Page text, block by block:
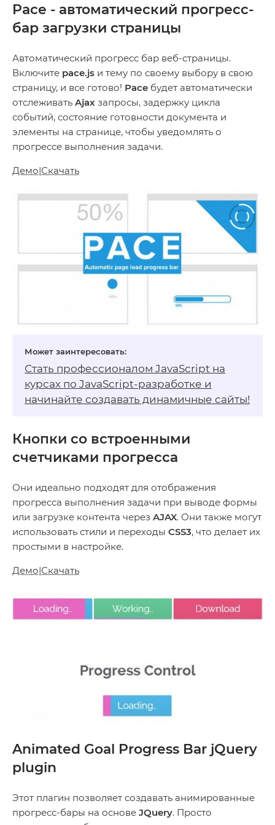
Pace - автоматический прогресс-
бар загрузки страницы
Автоматический прогресс бар веб-страницы.
Включите pace.js и тему по своему выбору в свою
страницу, и все готово! Pace будет автоматически
отслеживать Ajax запросы, задержку цикла
событий, состояние готовности документа и
элементы на странице, чтобы уведомлять о
прогрессе выполнения задачи.
Демо|Скачать
Стать профессионалом JavaScript на
курсах по JavaScript-разработке и
начинайте создавать динамичные сайты!
Кнопки со встроенными
счетчиками прогресса
Они идеально подходят для отображения
прогресса выполнения задачи при выводе формы
или загрузке контента через AJAX. Они также могут
использовать стили и переходы CSS3, что делает их
простыми в настройке.
Демо|Скачать
Animated Goal Progress Bar jQuery
plugin
Этот плагин позволяет создавать анимированные
прогресс-бары на основе JQuery. Просто